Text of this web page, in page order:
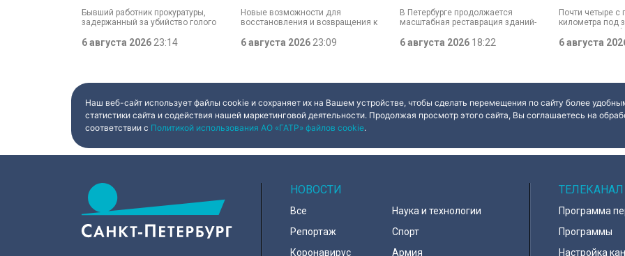
Бывший работник прокуратуры,
задержанный за убийство голого
которые толкнули его на
страшное преступление. Два года
выдавая бездыханного мужчину
приятеля.
6 августа 2026 23:14
Новые возможности для
восстановления и возвращения к
фонда «СВОй дом» в Петербурге
встретились с участниками
реабилитации. Главным
специальных адаптивных карт-
машинах, где ветераны смогли
лично протестировать технику и
почувствовать скорость.
6 августа 2026 23:09
Святого Николая на улице
Марата
В Петербурге продолжается
масштабная реставрация зданий-
губернаторской программы.
Специалисты обновляют не
деталь. Один из самых знаковых
Единоверческой церкви Святого
Николая на улице Марата. Здание
XIX века, прошедшее через
Жемчужина, объекта культурного
наследия — исторические часы.
6 августа 2026 18:22
Почти четыре с
километра под
«Надежды»
проходческий
поверхность. О
Александру
Собрания
6 августа
Наш веб-сайт использует файлы cookie и сохраняет их на Вашем устройстве, чтобы сделать перемещения по сайту более
статистики сайта и содействия нашей маркетинговой деятельности. Продолжая просмотр этого сайта, Вы соглашаетесь на
соответствии с Политикой использования АО «ГАТР» файлов cookie.
НОВОСТИ
Все
Репортаж
Коронавирус
Наука и технологии
Спорт
Армия
ТЕЛЕКАНАЛ
Программа
Программы
Настройка